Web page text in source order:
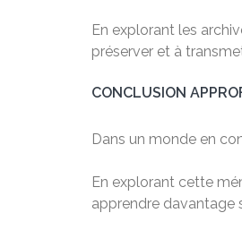
En explorant les
préserver et à
CONCLUSION
Dans un monde en
En explorant cette
apprendre davantage